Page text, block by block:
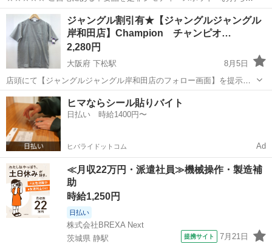
みしませんか？ 家電、趣味・スポーツ・レジャー用品、こども用品、
衣料服飾品、生活雑貨、家具、本、CD・DVDなどが無料でまとめて持
ち込めます！ ※詳細はこ...
神奈川 川崎市 バッグ ボストンバッグ
ジャングル割引有★【ジャングルジャングル
岸和田店】Champion チャンピオ…
2,280円
大阪府 下松駅
8月5日
店頭にて【ジャングルジャングル岸和田店のフォロー画面】を提示し
ていただきますと、表示価格から【3%】オフ！ ジャングルジャング
ル岸和田店 住所 大阪府岸和田市下松町1丁目1-20 ◆◇◆ ただいま買
取強化中...
大阪 岸和田市 下松駅 Tシャツ ジャングル
ヒマならシール貼りバイト
日払い 時給1400円〜
ヒバライドットコム Ad
≪月収22万円・派遣社員≫機械操作・製造補
助
時給1,250円
日払い
株式会社BREXA Next
茨城県 静駅
提携サイト 7月21日